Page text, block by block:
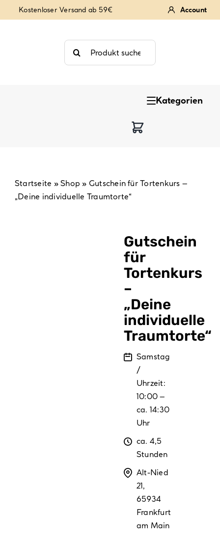
Inhalt
Kostenloser Versand ab 59€ Account
Suche
nach:
Kategorien
Backzubehör & Backwerkzeug
Startseite »Shop » Gutschein für Tortenkurs –
„Deine individuelle Traumtorte“
Gutschein
für
Tortenkurs
–
„Deine
individuelle
Traumtorte“
Zeitpunkt
Samstag
/
Uhrzeit:
10:00 –
ca. 14:30
Uhr
Dauer
ca. 4,5
Stunden
Ort
Alt-Nied
21,
65934
Frankfurt
am Main